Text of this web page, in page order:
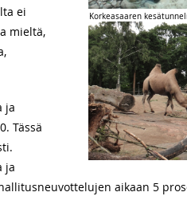
Korkeasaaren
ei
mieltä,
ja
Tässä
ja
aikaan 5